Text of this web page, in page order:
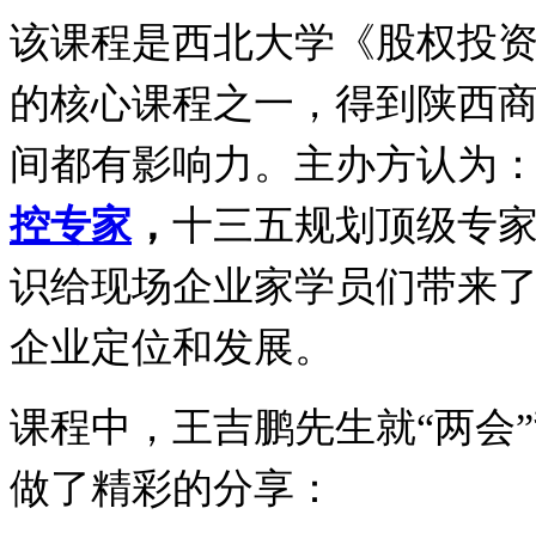
该课程是西北大学《股权投
的核心课程之一，得到陕西
间都有影响力。主办方认为
控专家 ， 十三五规划顶级专
识给现场企业家学员们带来
企业定位和发展。
课程中，王吉鹏先生就“两会”
做了精彩的分享：